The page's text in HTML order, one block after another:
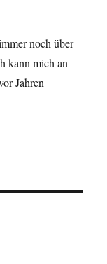
noch über
kann mich an
Jahren